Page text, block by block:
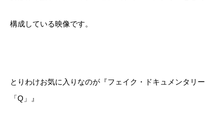
構成している映像です。
とりわけお気に入りなのが『フェイク・ドキュメンタリー
「Q」』